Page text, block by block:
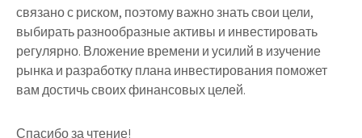
связано с риском, поэтому важно знать свои цели,
выбирать разнообразные активы и инвестировать
регулярно. Вложение времени и усилий в изучение
рынка и разработку плана инвестирования поможет
вам достичь своих финансовых целей.
Спасибо за чтение!